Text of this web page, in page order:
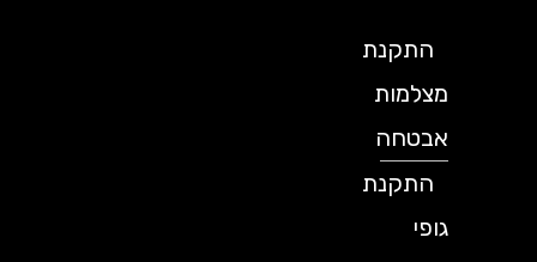
התקנת
מצלמות
אבטחה
התקנת